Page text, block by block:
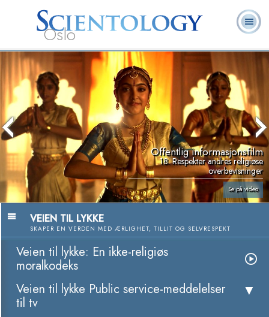
Oslo
L. Ron
Hubbard
Scientology?
Frivillige
prester
Ofte stilte
spørsmål
Bøker
Offentlig informasjonsfilm
18. Respekter andres religiøse
overbevisninger
Se på video
VEIEN TIL LYKKE
SKAPER EN VERDEN MED ÆRLIGHET, TILLIT OG SELVRESPEKT
Veien til lykke: En ikke-religiøs
moralkodeks
Veien til lykke Public service-meddelelser
til tv